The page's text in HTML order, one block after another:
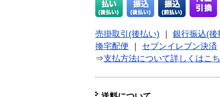
売掛取引(後払い)
銀行振込(後
換宅配便
セブンイレブン決済
⇒支払方法について詳しくはこ